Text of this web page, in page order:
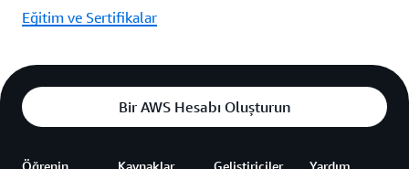
Eğitim ve Sertifikalar
Bir AWS Hesabı Oluşturun